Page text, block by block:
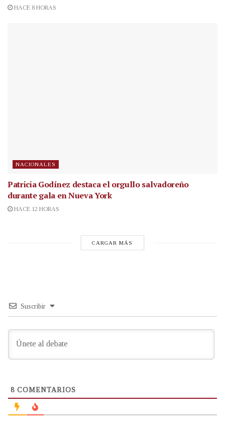
HACE 8 HORAS
NACIONALES
Patricia Godínez destaca el orgullo salvadoreño
durante gala en Nueva York
HACE 12 HORAS
CARGAR MÁS
Suscribir
8 COMENTARIOS